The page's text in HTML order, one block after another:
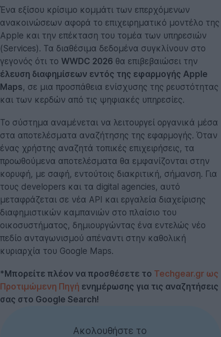
Ένα εξίσου κρίσιμο κομμάτι των επερχόμενων
ανακοινώσεων αφορά το επιχειρηματικό μοντέλο της
Apple και την επέκταση του τομέα των υπηρεσιών
(Services). Τα διαθέσιμα δεδομένα συγκλίνουν στο
γεγονός ότι το WWDC 2026 θα επιβεβαιώσει την
έλευση διαφημίσεων εντός της εφαρμογής Apple
Maps, σε μια προσπάθεια ενίσχυσης της ρευστότητας
και των κερδών από τις ψηφιακές υπηρεσίες.
Το σύστημα αναμένεται να λειτουργεί οργανικά μέσα
στα αποτελέσματα αναζήτησης της εφαρμογής. Όταν
ένας χρήστης αναζητά τοπικές επιχειρήσεις, τα
προωθούμενα αποτελέσματα θα εμφανίζονται στην
κορυφή, με σαφή, εντούτοις διακριτική, σήμανση. Για
τους developers και τα digital agencies, αυτό
μεταφράζεται σε νέα API και εργαλεία διαχείρισης
διαφημιστικών καμπανιών στο πλαίσιο του
οικοσυστήματος, δημιουργώντας ένα εντελώς νέο
πεδίο ανταγωνισμού απέναντι στην καθολική
κυριαρχία του Google Maps.
*Μπορείτε πλέον να προσθέσετε το Techgear.gr ως
Προτιμώμενη Πηγή ενημέρωσης για τις αναζητήσεις
σας στο Google Search!
Ακολουθήστε το